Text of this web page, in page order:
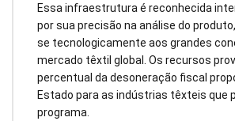
Essa infraestrutura é reconhecida
por sua precisão na análise do
se tecnologicamente aos grandes
mercado têxtil global. Os recursos
percentual da desoneração fiscal
Estado para as indústrias têxteis que
programa.